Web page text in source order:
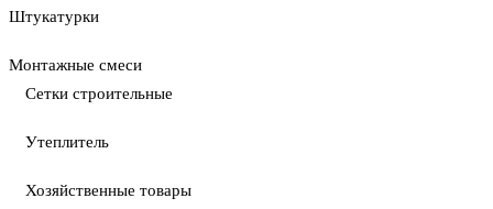
Штукатурки
Монтажные смеси
Сетки строительные
Утеплитель
Хозяйственные товары